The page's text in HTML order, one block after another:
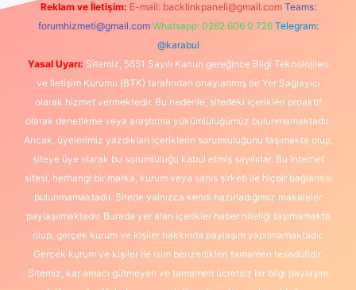
Reklam ve İletişim: E-mail: backlinkpaneli@gmail.com Teams:
forumhizmeti@gmail.com Whatsapp: 0262 606 0 726 Telegram:
@karabul
Yasal Uyarı: Sitemiz, 5651 Sayılı Kanun gereğince Bilgi Teknolojileri
ve İletişim Kurumu (BTK) tarafından onaylanmış bir Yer Sağlayıcı
olarak hizmet vermektedir. Bu nedenle, sitedeki içerikleri proaktif
olarak denetleme veya araştırma yükümlülüğümüz bulunmamaktadır.
Ancak, üyelerimiz yazdıkları içeriklerin sorumluluğunu taşımakta olup,
siteye üye olarak bu sorumluluğu kabul etmiş sayılırlar. Bu internet
sitesi, herhangi bir marka, kurum veya şahıs şirketi ile hiçbir bağlantısı
bulunmamaktadır. Sitede yalnızca kendi hazırladığımız makaleler
paylaşılmaktadır. Burada yer alan içerikler haber niteliği taşımamakta
olup, gerçek kurum ve kişiler hakkında paylaşım yapılmamaktadır.
Gerçek kurum ve kişiler ile isim benzerlikleri tamamen tesadüfidir.
Sitemiz, kar amacı gütmeyen ve tamamen ücretsiz bir bilgi paylaşım